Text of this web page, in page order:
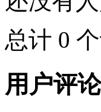
总计 0
用户评论